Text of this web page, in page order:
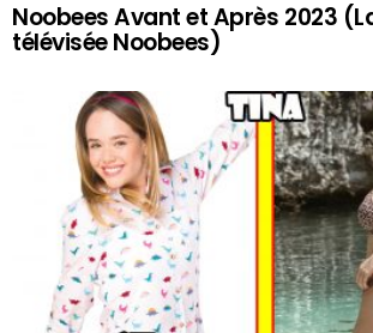
Noobees Avant et Après 2023
télévisée Noobees)